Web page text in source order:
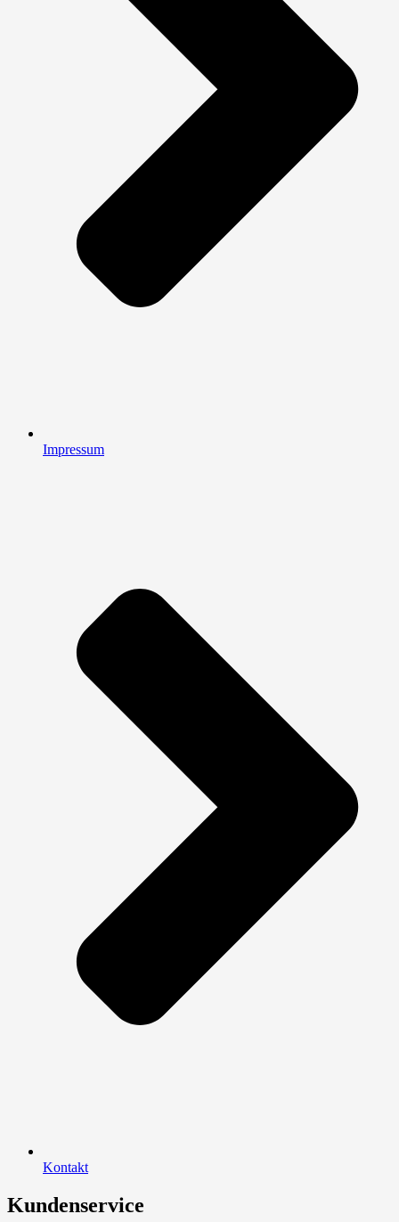
Impressum
Kontakt
Kundenservice